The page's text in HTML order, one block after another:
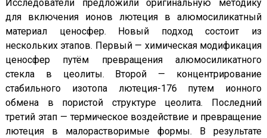
Исследователи предложили оригинальную методику
для включения ионов лютеция в алюмосиликатный
материал ценосфер. Новый подход состоит из
нескольких этапов. Первый — химическая модификация
ценосфер путём превращения алюмосиликатного
стекла в цеолиты. Второй — концентрирование
стабильного изотопа лютеция-176 путем ионного
обмена в пористой структуре цеолита. Последний
третий этап — термическое воздействие и превращение
лютеция в малорастворимые формы. В результате